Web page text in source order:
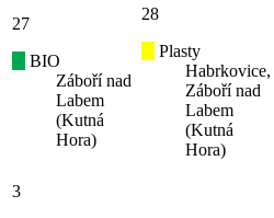
27
BIO
Záboří nad
Labem
(Kutná
Hora)
28
Plasty
Habrkovice,
Záboří nad
Labem
(Kutná
Hora)
3